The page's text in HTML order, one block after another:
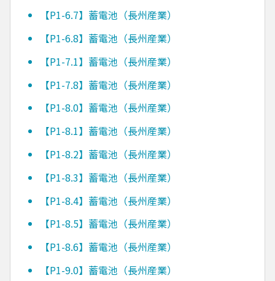
【P1-6.7】蓄電池（長州産業）
【P1-6.8】蓄電池（長州産業）
【P1-7.1】蓄電池（長州産業）
【P1-7.8】蓄電池（長州産業）
【P1-8.0】蓄電池（長州産業）
【P1-8.1】蓄電池（長州産業）
【P1-8.2】蓄電池（長州産業）
【P1-8.3】蓄電池（長州産業）
【P1-8.4】蓄電池（長州産業）
【P1-8.5】蓄電池（長州産業）
【P1-8.6】蓄電池（長州産業）
【P1-9.0】蓄電池（長州産業）